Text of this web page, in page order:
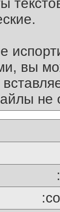
вы
не